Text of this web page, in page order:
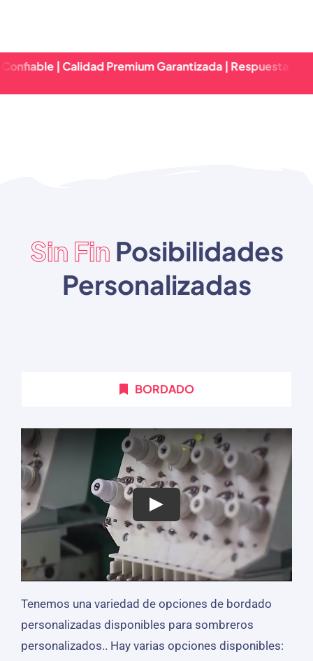
Calidad Premium Garantizada | Respuesta Rápida &
Sin Fin Posibilidades
Personalizadas
BORDADO
Tenemos una variedad de opciones de bordado
personalizadas disponibles para sombreros
personalizados.. Hay varias opciones disponibles: